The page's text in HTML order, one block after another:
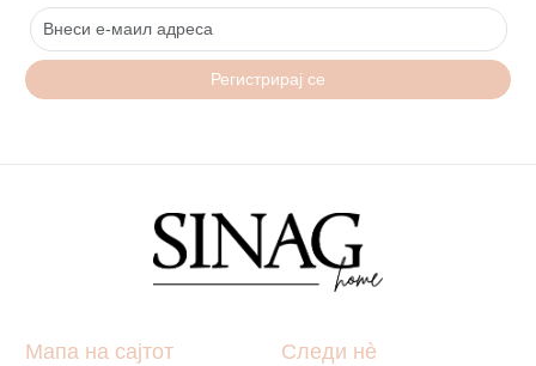
Регистрирај се
Мапа на сајтот Следи нè